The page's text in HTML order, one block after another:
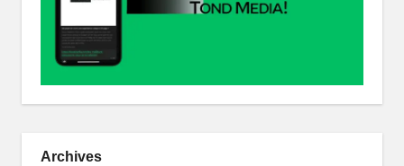
Archives